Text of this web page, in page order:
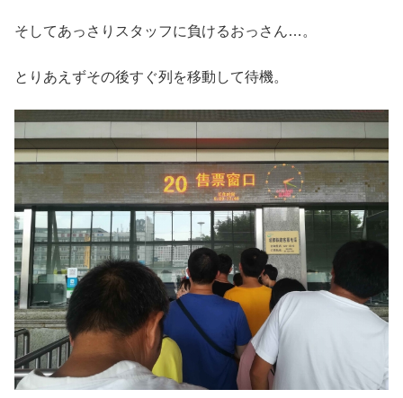
そしてあっさりスタッフに負けるおっさん…。
とりあえずその後すぐ列を移動して待機。